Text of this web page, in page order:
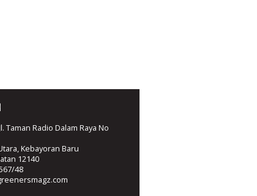
Taman Radio Dalam Raya No
Kebayoran Baru
12140
48